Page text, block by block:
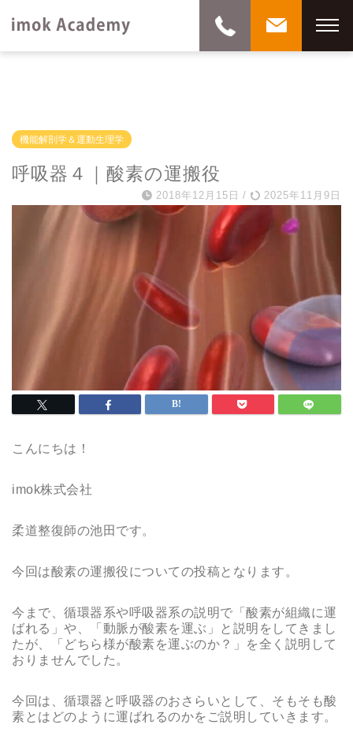
機能解剖学＆運動生理学
呼吸器４｜酸素の運搬役
2018年12月15日 / 2025年11月9日
こんにちは！
imok株式会社
柔道整復師の池田です。
今回は酸素の運搬役についての投稿となります。
今まで、循環器系や呼吸器系の説明で「酸素が組織に運
ばれる」や、「動脈が酸素を運ぶ」と説明をしてきまし
たが、「どちら様が酸素を運ぶのか？」を全く説明して
おりませんでした。
今回は、循環器と呼吸器のおさらいとして、そもそも酸
素とはどのように運ばれるのかをご説明していきます。